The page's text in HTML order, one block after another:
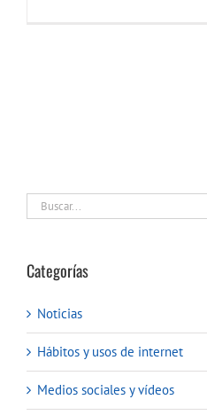
Buscar:
Categorías
Noticias
Hábitos y usos de internet
Medios sociales y vídeos